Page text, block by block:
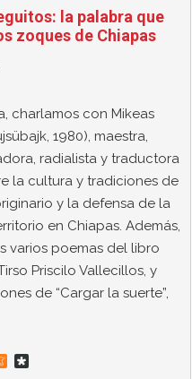
la palabra que
zoques de Chiapas
charlamos con Mikeas
1980), maestra,
radialista y traductora
la cultura y tradiciones de
y la defensa de la
en Chiapas. Además,
varios poemas del libro
Priscilo Vallecillos, y
de “Cargar la suerte”,
M D